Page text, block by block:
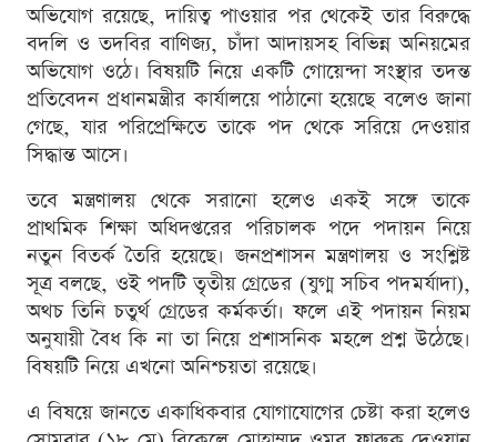
অভিযোগ রয়েছে, দায়িত্ব পাওয়ার পর থেকেই তার বিরুদ্ধে
বদলি ও তদবির বাণিজ্য, চাঁদা আদায়সহ বিভিন্ন অনিয়মের
অভিযোগ ওঠে। বিষয়টি নিয়ে একটি গোয়েন্দা সংস্থার তদন্ত
প্রতিবেদন প্রধানমন্ত্রীর কার্যালয়ে পাঠানো হয়েছে বলেও জানা
গেছে, যার পরিপ্রেক্ষিতে তাকে পদ থেকে সরিয়ে দেওয়ার
সিদ্ধান্ত আসে।
তবে মন্ত্রণালয় থেকে সরানো হলেও একই সঙ্গে তাকে
প্রাথমিক শিক্ষা অধিদপ্তরের পরিচালক পদে পদায়ন নিয়ে
নতুন বিতর্ক তৈরি হয়েছে। জনপ্রশাসন মন্ত্রণালয় ও সংশ্লিষ্ট
সূত্র বলছে, ওই পদটি তৃতীয় গ্রেডের (যুগ্ম সচিব পদমর্যাদা),
অথচ তিনি চতুর্থ গ্রেডের কর্মকর্তা। ফলে এই পদায়ন নিয়ম
অনুযায়ী বৈধ কি না তা নিয়ে প্রশাসনিক মহলে প্রশ্ন উঠেছে।
বিষয়টি নিয়ে এখনো অনিশ্চয়তা রয়েছে।
এ বিষয়ে জানতে একাধিকবার যোগাযোগের চেষ্টা করা হলেও